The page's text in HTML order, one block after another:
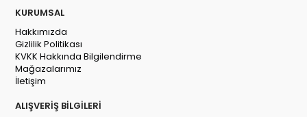
KURUMSAL
Hakkımızda
Gizlilik Politikası
KVKK Hakkında Bilgilendirme
Mağazalarımız
İletişim
ALIŞVERİŞ BİLGİLERİ